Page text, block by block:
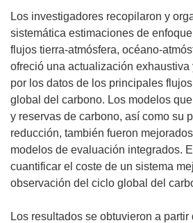
á
e
n
u
n
a
n
u
e
v
a
e
Los investigadores recopilaron y
sistemática estimaciones de
flujos tierra-atmósfera, océano-
ofreció una actualización exhaustiva
por los datos de los principales
global del carbono. Los modelos
y reservas de carbono, así como su
reducción, también fueron
modelos de evaluación integrados.
cuantificar el coste de un sistema
observación del ciclo global del
Los resultados se obtuvieron a